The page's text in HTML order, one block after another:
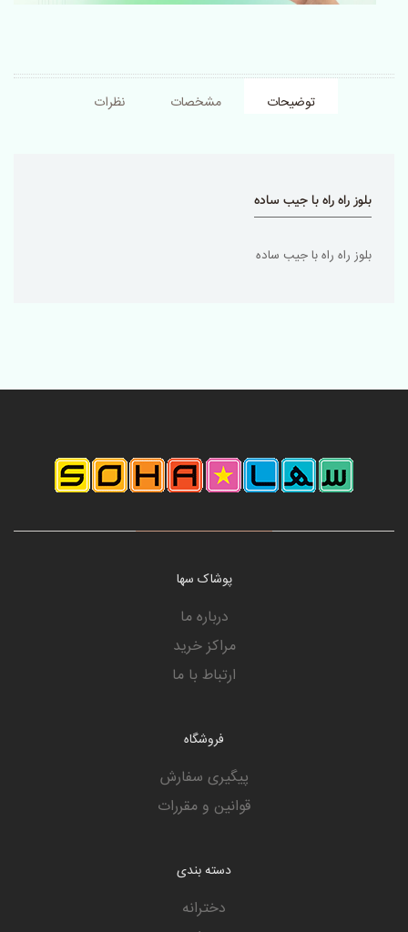
توضیحات مشخصات نظرات
بلوز راه راه با جیب ساده
بلوز راه راه با جیب ساده
پوشاک سها
درباره ما
مراکز خرید
ارتباط با ما
فروشگاه
پیگیری سفارش
قوانین و مقررات
دسته بندی
دخترانه